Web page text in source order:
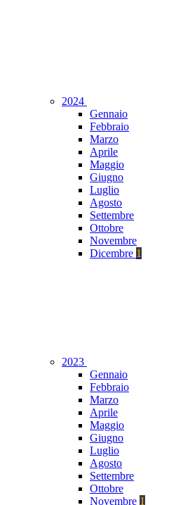
2024
Gennaio
Febbraio
Marzo
Aprile
Maggio
Giugno
Luglio
Agosto
Settembre
Ottobre
Novembre
Dicembre 1
2023
Gennaio
Febbraio
Marzo
Aprile
Maggio
Giugno
Luglio
Agosto
Settembre
Ottobre
Novembre 1